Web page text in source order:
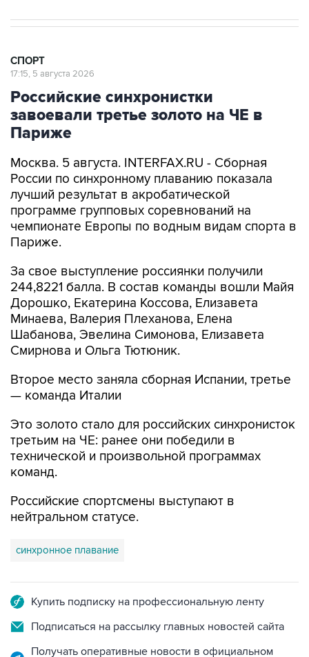
СПОРТ
17:15, 5 августа 2026
Российские синхронистки
завоевали третье золото на ЧЕ в
Париже
Москва. 5 августа. INTERFAX.RU - Сборная
России по синхронному плаванию показала
лучший результат в акробатической
программе групповых соревнований на
чемпионате Европы по водным видам спорта в
Париже.
За свое выступление россиянки получили
244,8221 балла. В состав команды вошли Майя
Дорошко, Екатерина Коссова, Елизавета
Минаева, Валерия Плеханова, Елена
Шабанова, Эвелина Симонова, Елизавета
Смирнова и Ольга Тютюник.
Второе место заняла сборная Испании, третье
— команда Италии
Это золото стало для российских синхронисток
третьим на ЧЕ: ранее они победили в
технической и произвольной программах
команд.
Российские спортсмены выступают в
нейтральном статусе.
синхронное плавание
Купить подписку на профессиональную ленту
Подписаться на рассылку главных новостей сайта
Получать оперативные новости в официальном